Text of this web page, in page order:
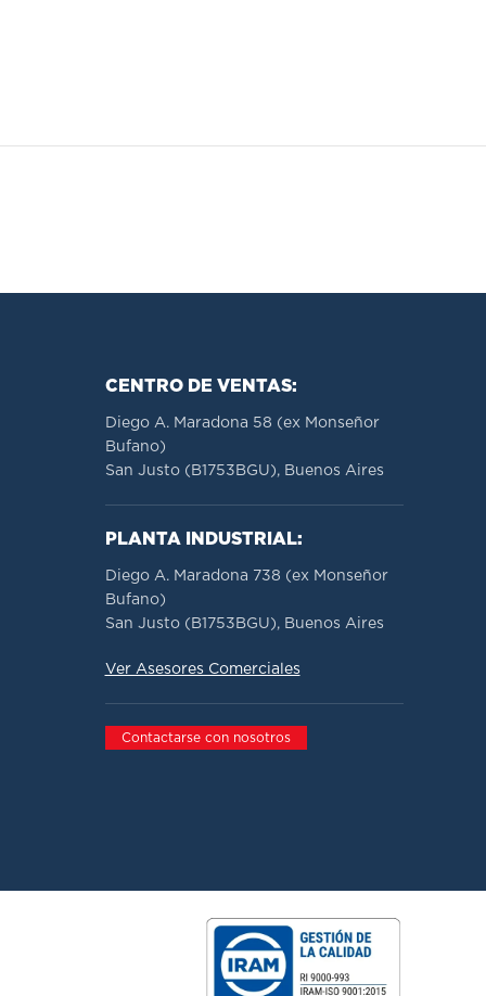
CENTRO DE VENTAS:
Diego A. Maradona 58 (ex Monseñor
Bufano)
San Justo (B1753BGU), Buenos Aires
PLANTA INDUSTRIAL:
Diego A. Maradona 738 (ex Monseñor
Bufano)
San Justo (B1753BGU), Buenos Aires
Ver Asesores Comerciales
Contactarse con nosotros